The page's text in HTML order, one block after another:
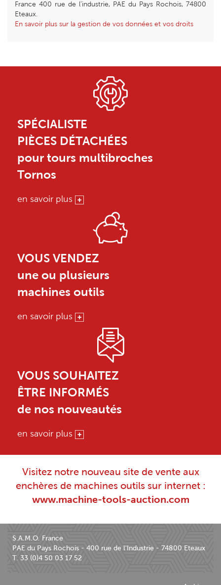
France 400 rue de l’industrie, PAE du Pays Rochois, 74800
Eteaux.
En savoir plus sur la gestion de vos données et vos droits
SPÉCIALISTE
PIÈCES DÉTACHÉES
pour tours multibroches
Tornos
en savoir plus
VOUS VENDEZ
une ou plusieurs
machines outils
en savoir plus
VOUS SOUHAITEZ
ÊTRE INFORMÉS
de nos nouveautés
en savoir plus
Visitez notre nouveau site de vente aux
enchères de machines outils sur internet :
www.machine-tools-auction.com
S.A.M.O. France
PAE du Pays Rochois - 400 rue de l'Industrie - 74800 Eteaux
T. 33 (0)4 50 03 17 52